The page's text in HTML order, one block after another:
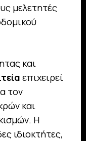
μελετητές
και
επιχειρεί
τον
και
Η
ιδιοκτήτες,